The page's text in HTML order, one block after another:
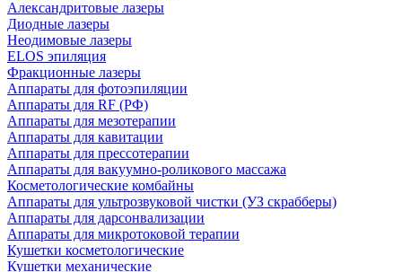
Александритовые лазеры
Диодные лазеры
Неодимовые лазеры
ELOS эпиляция
Фракционные лазеры
Аппараты для фотоэпиляции
Аппараты для RF (РФ)
Аппараты для мезотерапии
Аппараты для кавитации
Аппараты для прессотерапии
Аппараты для вакуумно-роликового массажа
Косметологические комбайны
Аппараты для ультрозвуковой чистки (УЗ скрабберы)
Аппараты для дарсонвализации
Аппараты для микротоковой терапии
Кушетки косметологические
Кушетки механические